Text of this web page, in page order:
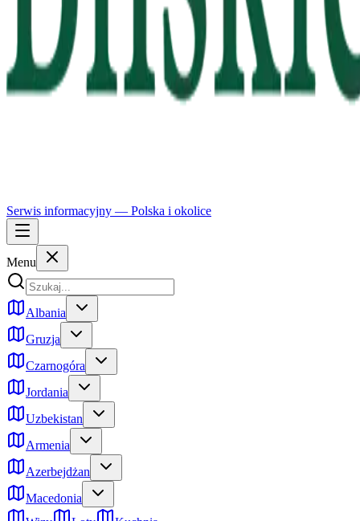
Serwis informacyjny — Polska i okolice
Menu
Albania
Gruzja
Czarnogóra
Jordania
Uzbekistan
Armenia
Azerbejdżan
Macedonia